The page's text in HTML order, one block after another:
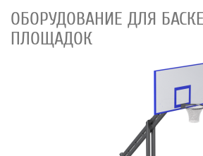
ОБОРУДОВАНИЕ ДЛЯ
ПЛОЩАДОК